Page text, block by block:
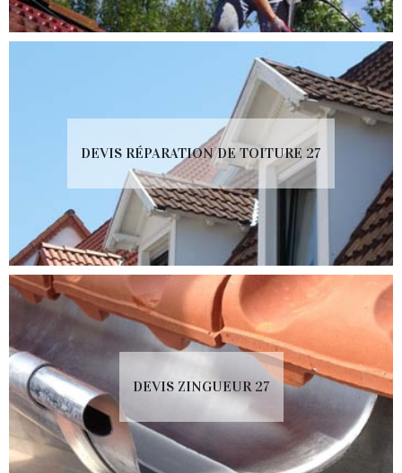
DEVIS RÉPARATION DE TOITURE 27
DEVIS ZINGUEUR 27